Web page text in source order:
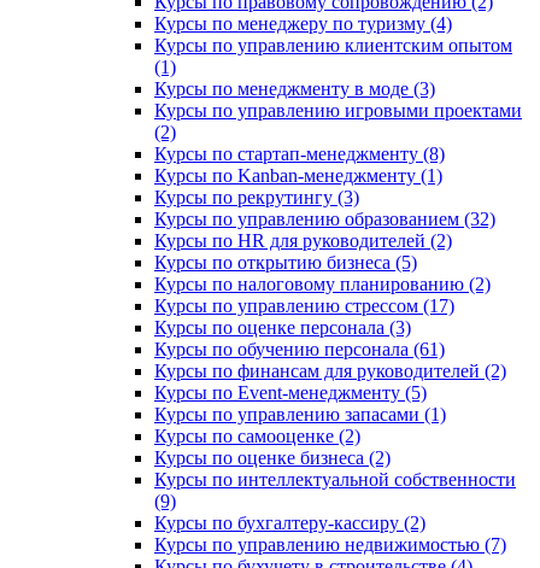
Курсы по менеджеру по туризму (4)
Курсы по управлению клиентским опытом
(1)
Курсы по менеджменту в моде (3)
Курсы по управлению игровыми проектами
(2)
Курсы по стартап-менеджменту (8)
Курсы по Kanban-менеджменту (1)
Курсы по рекрутингу (3)
Курсы по управлению образованием (32)
Курсы по HR для руководителей (2)
Курсы по открытию бизнеса (5)
Курсы по налоговому планированию (2)
Курсы по управлению стрессом (17)
Курсы по оценке персонала (3)
Курсы по обучению персонала (61)
Курсы по финансам для руководителей (2)
Курсы по Event-менеджменту (5)
Курсы по управлению запасами (1)
Курсы по самооценке (2)
Курсы по оценке бизнеса (2)
Курсы по интеллектуальной собственности
(9)
Курсы по бухгалтеру-кассиру (2)
Курсы по управлению недвижимостью (7)